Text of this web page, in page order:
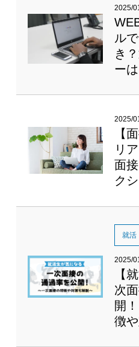
2025/
ル
き
ーは
2025/
【
リ
面
ク
就活
2025/
【
次
開
徴